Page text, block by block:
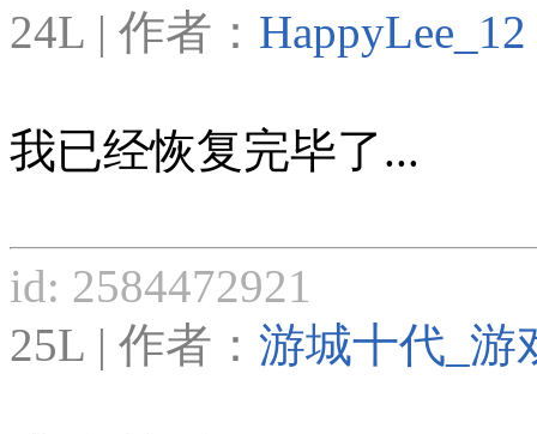
24L | 作者： HappyLee_12
我已经恢复完毕了...
id: 2584472921
25L | 作者： 游城十代_游